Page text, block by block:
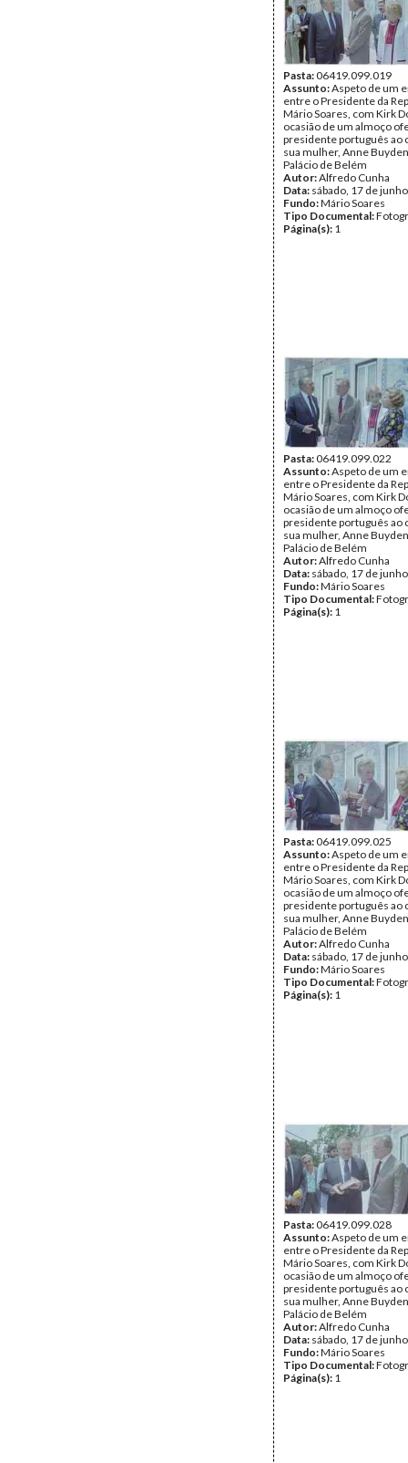
Pasta:06419.099.019
Assunto:Aspeto de um
entre o Presidente da
Mário Soares, com Kirk
ocasião de um almoço
presidente português ao
sua mulher, Anne
Palácio de Belém
Autor:Alfredo Cunha
Data: sábado, 17 de
Fundo:Mário Soares
Tipo Documental:
Página(s): 1
Pasta:06419.099.022
Assunto:Aspeto de um
entre o Presidente da
Mário Soares, com Kirk
ocasião de um almoço
presidente português ao
sua mulher, Anne
Palácio de Belém
Autor:Alfredo Cunha
Data: sábado, 17 de
Fundo:Mário Soares
Tipo Documental:
Página(s): 1
Pasta:06419.099.025
Assunto:Aspeto de um
entre o Presidente da
Mário Soares, com Kirk
ocasião de um almoço
presidente português ao
sua mulher, Anne
Palácio de Belém
Autor:Alfredo Cunha
Data: sábado, 17 de
Fundo:Mário Soares
Tipo Documental:
Página(s): 1
Pasta:06419.099.028
Assunto:Aspeto de um
entre o Presidente da
Mário Soares, com Kirk
ocasião de um almoço
presidente português ao
sua mulher, Anne
Palácio de Belém
Autor:Alfredo Cunha
Data: sábado, 17 de
Fundo:Mário Soares
Tipo Documental:
Página(s): 1